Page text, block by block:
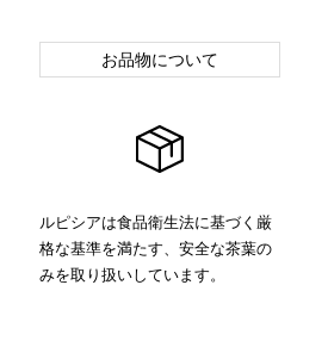
お品物について
ルピシアは食品衛生法に基づく厳
格な基準を満たす、安全な茶葉の
みを取り扱いしています。